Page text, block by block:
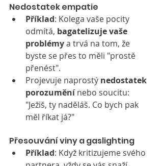
Nedostatek empatie
Příklad: Kolega vaše pocity
odmítá, bagatelizuje vaše
problémy a trvá na tom, že
byste se přes to měli "prostě
přenést".
Projevuje naprostý nedostatek
porozumění nebo soucitu:
"Ježiš, ty naděláš. Co bych pak
měl říkat já?"
Přesouvání viny a gaslighting
Příklad: Když kritizujeme svého